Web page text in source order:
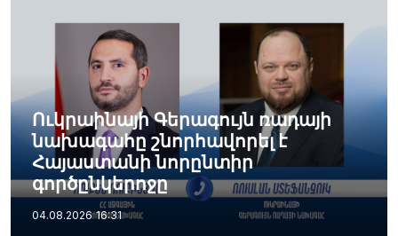
Ուկրաինայի Գերագույն ռադայի
նախագահը շնորհավորել է
Հայաստանի նորընտիր
գործընկերոջը
04.08.2026 16:31